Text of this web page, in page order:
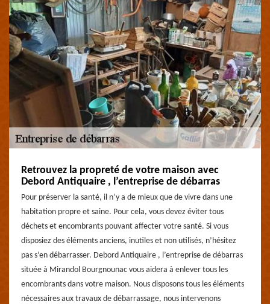
Retrouvez la propreté de votre maison avec
Debord Antiquaire , l’entreprise de débarras
Pour préserver la santé, il n’y a de mieux que de vivre dans une
habitation propre et saine. Pour cela, vous devez éviter tous
déchets et encombrants pouvant affecter votre santé. Si vous
disposiez des éléments anciens, inutiles et non utilisés, n’hésitez
pas s’en débarrasser. Debord Antiquaire , l’entreprise de débarras
située à Mirandol Bourgnounac vous aidera à enlever tous les
encombrants dans votre maison. Nous disposons tous les éléments
nécessaires aux travaux de débarrassage, nous intervenons